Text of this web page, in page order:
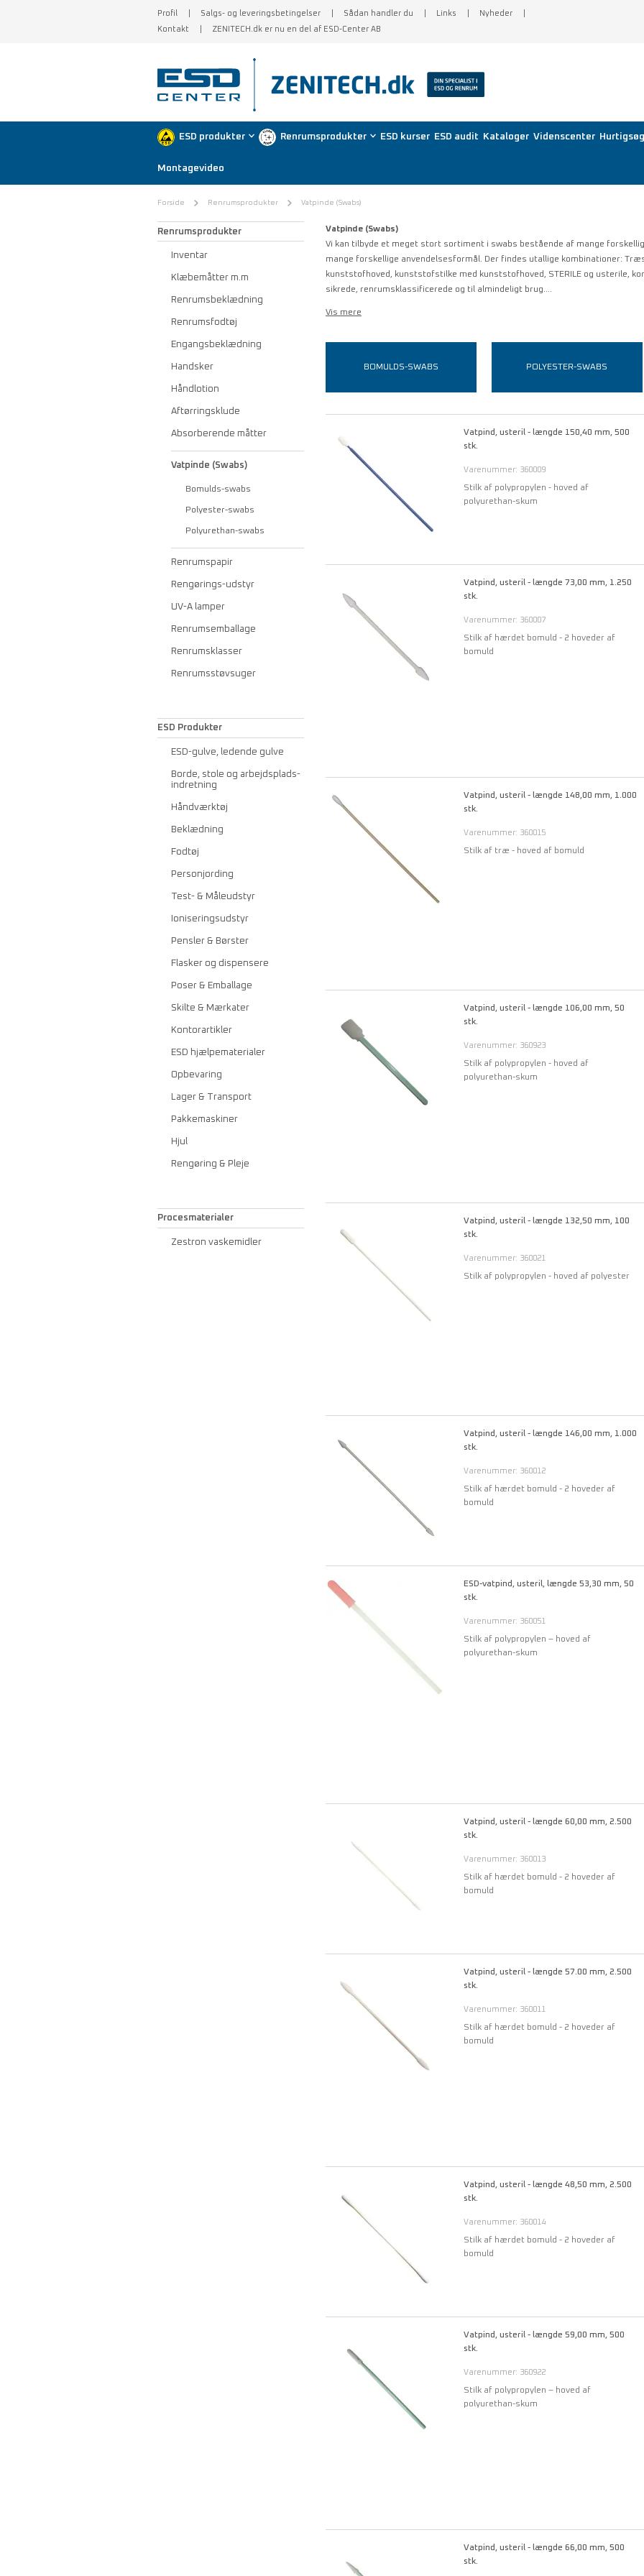
Profil Salgs- og leveringsbetingelser Sådan handler du Links
Nyheder
Kontakt
ZENITECH.dk er nu en del af ESD-Center AB
ESD produkter Renrumsprodukter ESD kurser ESD audit Kataloger Videnscenter
Montagevideo
Forside Renrumsprodukter Vatpinde (Swabs)
Renrumsprodukter
Inventar
Klæbemåtter m.m
Renrumsbeklædning
Renrumsfodtøj
Engangsbeklædning
Handsker
Håndlotion
Aftørringsklude
Absorberende måtter
Vatpinde (Swabs)
Bomulds-swabs
Polyester-swabs
Polyurethan-swabs
Renrumspapir
Rengørings-udstyr
UV-A lamper
Renrumsemballage
Renrumsklasser
Renrumsstøvsuger
ESD Produkter
ESD-gulve, ledende gulve
Borde, stole og arbejdsplads-
indretning
Håndværktøj
Beklædning
Fodtøj
Personjording
Test- & Måleudstyr
Ioniseringsudstyr
Pensler & Børster
Flasker og dispensere
Poser & Emballage
Skilte & Mærkater
Kontorartikler
ESD hjælpematerialer
Opbevaring
Lager & Transport
Pakkemaskiner
Hjul
Rengøring & Pleje
Procesmaterialer
Zestron vaskemidler
Vatpinde (Swabs)
Vi kan tilbyde et meget stort sortiment i swabs bestående af mange
mange forskellige anvendelsesformål. Der findes utallige kombinationer:
kunststofhoved, kunststofstilke med kunststofhoved, STERILE og usterile,
sikrede, renrumsklassificerede og til almindeligt brug.…
Vis mere
BOMULDS-SWABS POLYESTER-SWABS
Vatpind, usteril - længde 150,40 mm, 500
stk.
Varenummer: 360009
Stilk af polypropylen - hoved af
polyurethan-skum
Vatpind, usteril - længde 73,00 mm, 1.250
stk.
Varenummer: 360007
Stilk af hærdet bomuld - 2 hoveder af
bomuld
Vatpind, usteril - længde 148,00 mm, 1.000
stk.
Varenummer: 360015
Stilk af træ - hoved af bomuld
Vatpind, usteril - længde 106,00 mm, 50
stk.
Varenummer: 360923
Stilk af polypropylen - hoved af
polyurethan-skum
Vatpind, usteril - længde 132,50 mm, 100
stk.
Varenummer: 360021
Stilk af polypropylen - hoved af polyester
Vatpind, usteril - længde 146,00 mm, 1.000
stk.
Varenummer: 360012
Stilk af hærdet bomuld - 2 hoveder af
bomuld
ESD-vatpind, usteril, længde 53,30 mm, 50
stk.
Varenummer: 360051
Stilk af polypropylen – hoved af
polyurethan-skum
Vatpind, usteril - længde 60,00 mm, 2.500
stk.
Varenummer: 360013
Stilk af hærdet bomuld - 2 hoveder af
bomuld
Vatpind, usteril - længde 57.00 mm, 2.500
stk.
Varenummer: 360011
Stilk af hærdet bomuld - 2 hoveder af
bomuld
Vatpind, usteril - længde 48,50 mm, 2.500
stk.
Varenummer: 360014
Stilk af hærdet bomuld - 2 hoveder af
bomuld
Vatpind, usteril - længde 59,00 mm, 500
stk.
Varenummer: 360922
Stilk af polypropylen – hoved af
polyurethan-skum
Vatpind, usteril - længde 66,00 mm, 500
stk.